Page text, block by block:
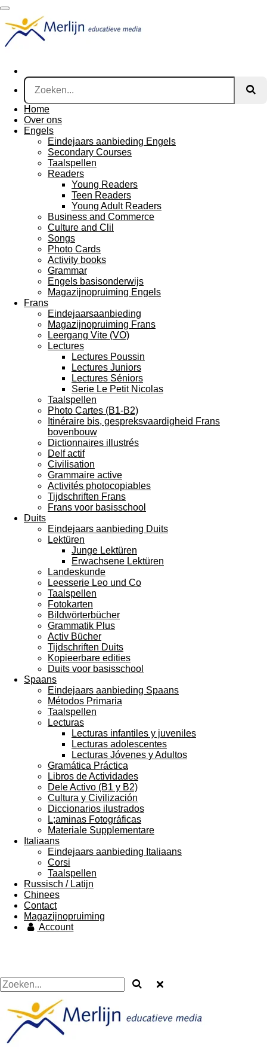
Ga
direct
naar
de
Home
Over ons
Engels
Eindejaars aanbieding Engels
Secondary Courses
Taalspellen
Readers
Young Readers
Teen Readers
Young Adult Readers
Business and Commerce
Culture and Clil
Songs
Photo Cards
Activity books
Grammar
Engels basisonderwijs
Magazijnopruiming Engels
Frans
Eindejaarsaanbieding
Magazijnopruiming Frans
Leergang Vite (VO)
Lectures
Lectures Poussin
Lectures Juniors
Lectures Séniors
Serie Le Petit Nicolas
Taalspellen
Photo Cartes (B1-B2)
Itinéraire bis, gespreksvaardigheid Frans
bovenbouw
Dictionnaires illustrés
Delf actif
Civilisation
Grammaire active
Activités photocopiables
Tijdschriften Frans
Frans voor basisschool
Duits
Eindejaars aanbieding Duits
Lektüren
Junge Lektüren
Erwachsene Lektüren
Landeskunde
Leesserie Leo und Co
Taalspellen
Fotokarten
Bildwörterbücher
Grammatik Plus
Activ Bücher
Tijdschriften Duits
Kopieerbare edities
Duits voor basisschool
Spaans
Eindejaars aanbieding Spaans
Métodos Primaria
Taalspellen
Lecturas
Lecturas infantiles y juveniles
Lecturas adolescentes
Lecturas Jóvenes y Adultos
Gramática Práctica
Libros de Actividades
Dele Activo (B1 y B2)
Cultura y Civilización
Diccionarios ilustrados
L;aminas Fotográficas
Materiale Supplementare
Italiaans
Eindejaars aanbieding Italiaans
Corsi
Taalspellen
Russisch / Latijn
Chinees
Contact
Magazijnopruiming
Account